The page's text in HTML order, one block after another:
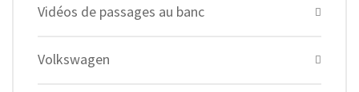
Vidéos de passages au banc
Volkswagen